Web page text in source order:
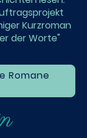
Kurzroman
der Worte"
Romane